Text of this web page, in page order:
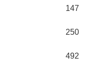
147
250
492